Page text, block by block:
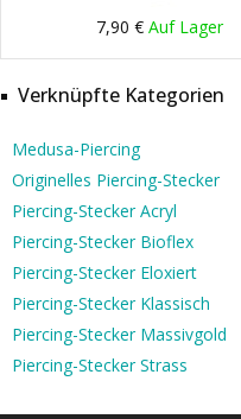
7,90 €Auf Lager
Verknüpfte Kategorien
Medusa-Piercing
Originelles Piercing-Stecker
Piercing-Stecker Acryl
Piercing-Stecker Bioflex
Piercing-Stecker Eloxiert
Piercing-Stecker Klassisch
Piercing-Stecker Massivgold
Piercing-Stecker Strass